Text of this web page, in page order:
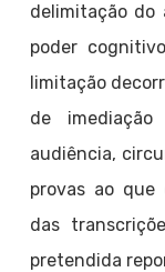
delimitação do
poder
limitação
de
audiência,
provas ao que
das
pretendida